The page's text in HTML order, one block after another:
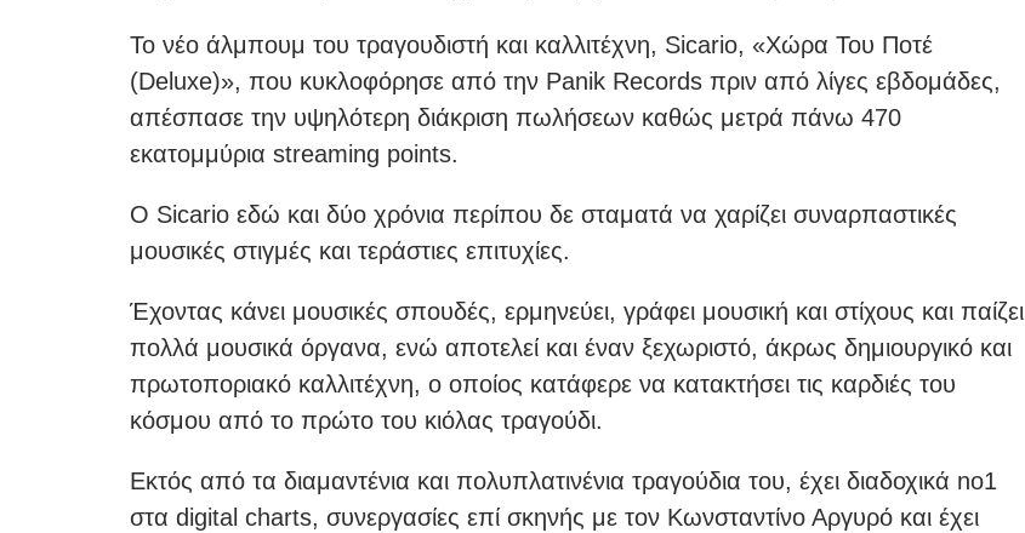
Το νέο άλμπουμ του τραγουδιστή και καλλιτέχνη, Sicario, «Χώρα Του Ποτέ
(Deluxe)», που κυκλοφόρησε από την Panik Records πριν από λίγες εβδομάδες,
απέσπασε την υψηλότερη διάκριση πωλήσεων καθώς μετρά πάνω 470
εκατομμύρια streaming points.
Ο Sicario εδώ και δύο χρόνια περίπου δε σταματά να χαρίζει συναρπαστικές
μουσικές στιγμές και τεράστιες επιτυχίες.
Έχοντας κάνει μουσικές σπουδές, ερμηνεύει, γράφει μουσική και στίχους και παίζει
πολλά μουσικά όργανα, ενώ αποτελεί και έναν ξεχωριστό, άκρως δημιουργικό και
πρωτοποριακό καλλιτέχνη, ο οποίος κατάφερε να κατακτήσει τις καρδιές του
κόσμου από το πρώτο του κιόλας τραγούδι.
Εκτός από τα διαμαντένια και πολυπλατινένια τραγούδια του, έχει διαδοχικά no1
στα digital charts, συνεργασίες επί σκηνής με τον Κωνσταντίνο Αργυρό και έχει